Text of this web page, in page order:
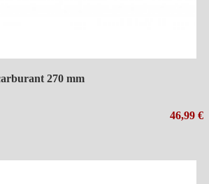
270 mm
46,99 €